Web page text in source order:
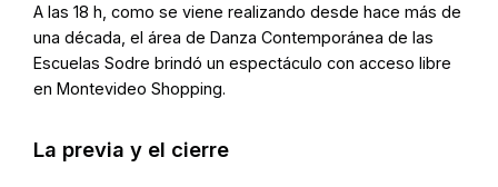
A las 18 h, como se viene realizando desde hace más de
una década, el área de Danza Contemporánea de las
Escuelas Sodre brindó un espectáculo con acceso libre
en Montevideo Shopping.
La previa y el cierre